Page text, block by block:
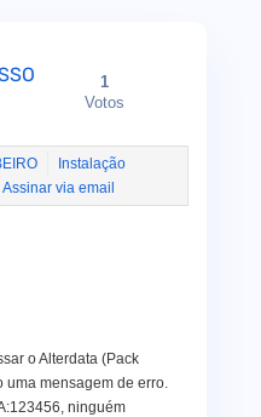
1
Votos
Instalação
Assinar via email
o Alterdata (Pack
uma mensagem de erro.
ninguém